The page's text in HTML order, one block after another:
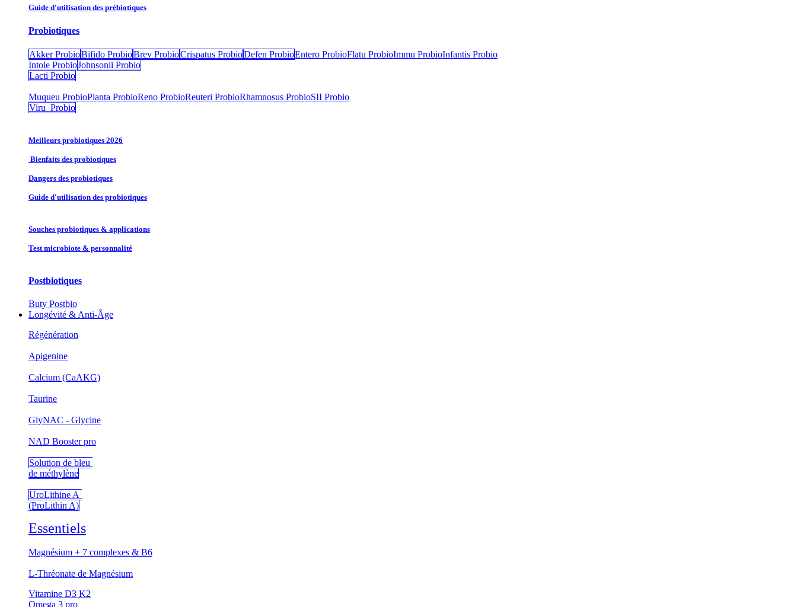
Guide d'utilisation des prébiotiques
Probiotiques
Akker ProbioBifido ProbioBrev ProbioCrispatus ProbioDefen ProbioEntero Probio​Flatu Probio​Immu ProbioInfantis Probio
Intole ProbioJohnsonii Probio
Lacti Probio
Muqueu ProbioPlanta ProbioReno ProbioReuteri ProbioRhamnosus ProbioSII Probio
Viru Probio
Meilleurs probiotiques 2026
Bienfaits des probiotiques
Dangers des probiotiques
Guide d'utilisation des probiotiques
Souches probiotique​s & applications
Test microbiote & personnalité
Postbiotiques
Buty Postbio
Longévité & Anti-Âge
Régénération
Apigenine
Calcium (CaAKG)
Taurine
GlyNAC - Glycine
NAD Booster pro
Solution de bleu
de méthylène
UroLithine A
(ProLithin A)
Essentiels
Magnésium + 7 complexes & B6
L-Thréonate de Magnésium
Vitamine D3 K2
Omega 3 pro